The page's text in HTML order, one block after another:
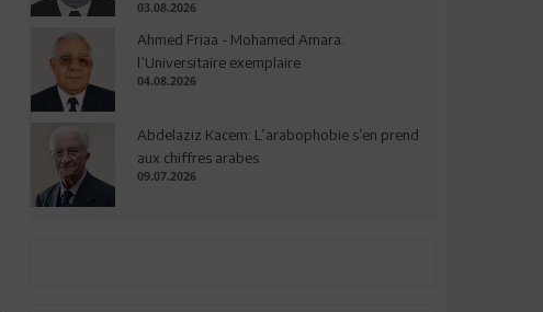
03.08.2026
Ahmed Friaa - Mohamed Amara:
l’Universitaire exemplaire
04.08.2026
Abdelaziz Kacem: L’arabophobie s’en prend
aux chiffres arabes
09.07.2026